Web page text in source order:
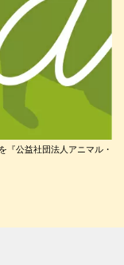
『公益社団法人アニマル・